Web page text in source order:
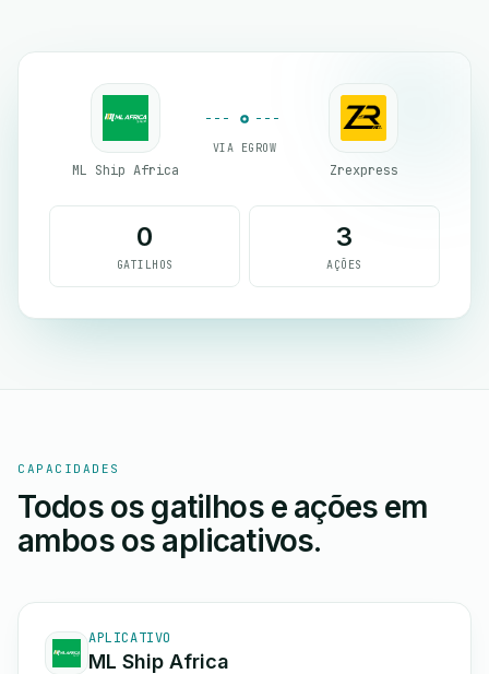
ML Ship Africa
VIA EGROW
Zrexpress
0
GATILHOS
3
AÇÕES
CAPACIDADES
Todos os gatilhos e ações em
ambos os aplicativos.
APLICATIVO
ML Ship Africa